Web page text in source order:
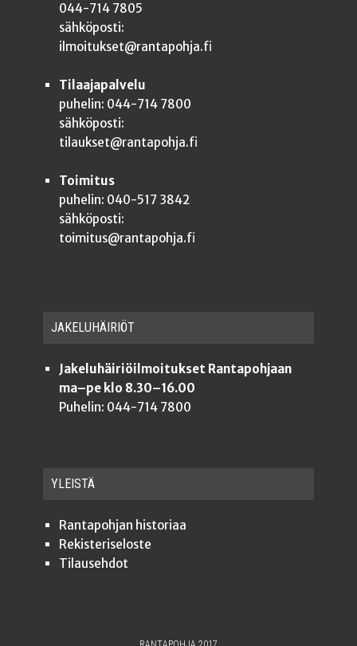
044-714 7805
sähköposti:
ilmoitukset@rantapohja.fi
Tilaajapalvelu
puhelin: 044-714 7800
sähköposti:
tilaukset@rantapohja.fi
Toimitus
puhelin: 040-517 3842
sähköposti:
toimitus@rantapohja.fi
JAKE­LU­HÄI­RIÖT
Jakeluhäiriöilmoitukset Rantapohjaan
ma–pe klo 8.30–16.00
Puhelin: 044-714 7800
YLEISTÄ
Ran­ta­poh­jan historiaa
Rekis­te­ri­se­los­te
Tilauseh­dot